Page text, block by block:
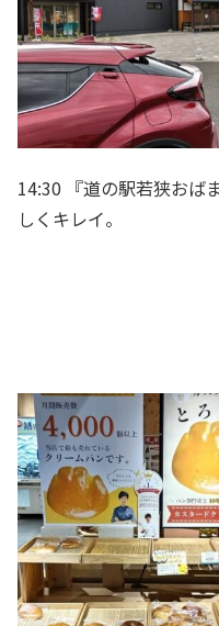
14:30 『道の駅若狭おば
しくキレイ。